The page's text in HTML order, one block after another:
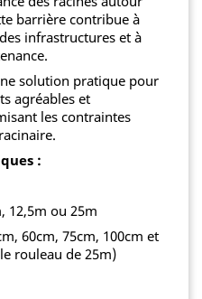
barrière contribue à
infrastructures et à
solution pratique pour
agréables et
les contraintes
:
12,5m ou 25m
60cm, 75cm, 100cm et
rouleau de 25m)